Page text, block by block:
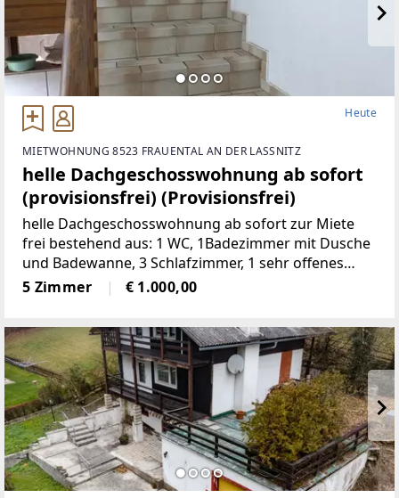
Heute
MIETWOHNUNG 8523 FRAUENTAL AN DER LASSNITZ
helle Dachgeschosswohnung ab sofort
(provisionsfrei) (Provisionsfrei)
helle Dachgeschosswohnung ab sofort zur Miete
frei bestehend aus: 1 WC, 1Badezimmer mit Dusche
und Badewanne, 3 Schlafzimmer, 1 sehr offenes
Wohnzimmermit Balkon und Kachelofen, 1 voll
möbelierte Küche, 1 Abstellraum,
5 Zimmer € 1.000,00